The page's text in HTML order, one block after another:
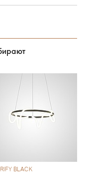
BLACK